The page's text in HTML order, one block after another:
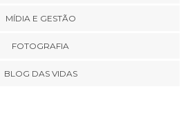
MÍDIA E GESTÃO
FOTOGRAFIA
BLOG DAS VIDAS